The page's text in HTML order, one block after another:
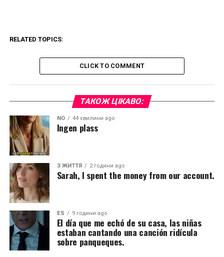
RELATED TOPICS:
CLICK TO COMMENT
ТАКОЖ ЦІКАВО:
NO 44 хвилини ago
Ingen plass
З ЖИТТЯ 2 години ago
Sarah, I spent the money from our account.
ES 9 години ago
El día que me echó de su casa, las niñas
estaban cantando una canción ridícula
sobre panqueques.